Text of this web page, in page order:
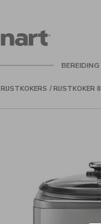
RIJSTKOKERS RIJSTKOKER